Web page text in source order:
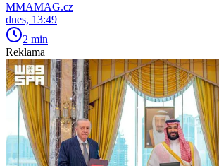
MMAMAG.cz
dnes, 13:49
2 min
Reklama